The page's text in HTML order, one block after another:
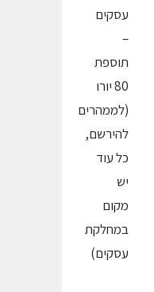
עסקים
–
תוספת
80 יורו
(לממהרים
להירשם,
כל עוד
יש
מקום
במחלקת
עסקים)